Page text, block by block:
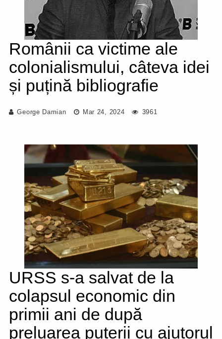
Românii ca victime ale
colonialismului, câteva idei
și puțină bibliografie
George Damian Mar 24, 2024 3961
URSS s-a salvat de la
colapsul economic din
primii ani de după
preluarea puterii cu ajutorul